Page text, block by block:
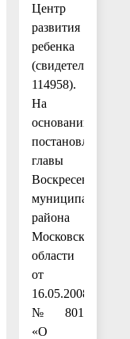
Центр
развития
ребенка
(свидетельство
114958).
На
основании
постановления
главы
Воскресенского
муниципального
района
Московской
области
от
16.05.2008
№ 801
«О